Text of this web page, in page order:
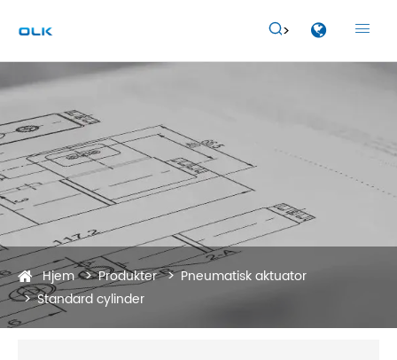
 
Hjem Produkter
Pneumatisk aktuator
Standard cylinder